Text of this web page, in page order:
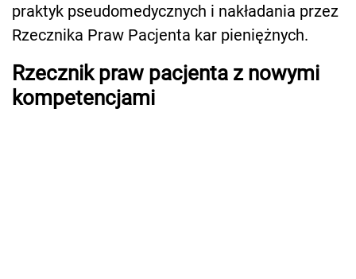
praktyk pseudomedycznych i nakładania przez
Rzecznika Praw Pacjenta kar pieniężnych.
Rzecznik praw pacjenta z nowymi
kompetencjami